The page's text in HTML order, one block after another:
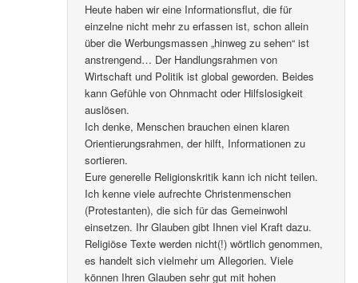
Heute haben wir eine Informationsflut, die für
einzelne nicht mehr zu erfassen ist, schon allein
über die Werbungsmassen „hinweg zu sehen“ ist
anstrengend… Der Handlungsrahmen von
Wirtschaft und Politik ist global geworden. Beides
kann Gefühle von Ohnmacht oder Hilfslosigkeit
auslösen.
Ich denke, Menschen brauchen einen klaren
Orientierungsrahmen, der hilft, Informationen zu
sortieren.
Eure generelle Religionskritik kann ich nicht teilen.
Ich kenne viele aufrechte Christenmenschen
(Protestanten), die sich für das Gemeinwohl
einsetzen. Ihr Glauben gibt Ihnen viel Kraft dazu.
Religiöse Texte werden nicht(!) wörtlich genommen,
es handelt sich vielmehr um Allegorien. Viele
können Ihren Glauben sehr gut mit hohen